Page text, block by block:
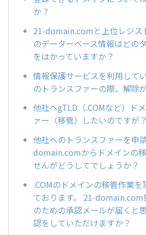
か？
21-domain.comと上位レジス
のデーターベース情報はどの
をはかっていますか？
情報保護サービスを利用して
のトランスファーの際、解除
他社へgTLD（.COMなど）ド
ァー（移管）したいのですが？
他社へのトランスファーを申
domain.comからドメインの
せんがどうしてでしょうか？
.COMのドメインの移管作業を
ております。 21-domain.com
のための承認メールが届くと
認をしていただけますか？